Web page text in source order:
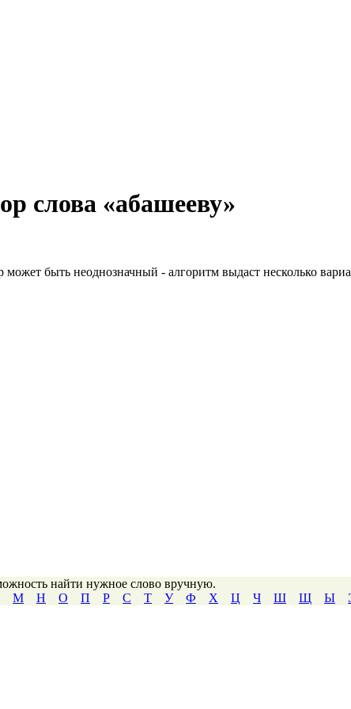
слова «абашееву»
может быть неоднозначный - алгоритм выдаст несколько
найти нужное слово вручную.
М Н О П Р С Т У Ф Х Ц Ч Ш Щ Ы